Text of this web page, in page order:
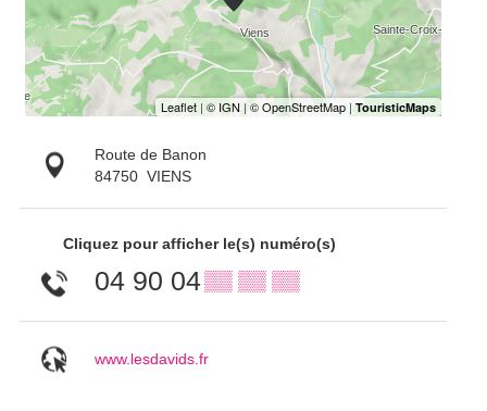
Route de Banon
84750 VIENS
Cliquez pour afficher le(s) numéro(s)
04 90 04▒▒ ▒▒ ▒▒
www.lesdavids.fr